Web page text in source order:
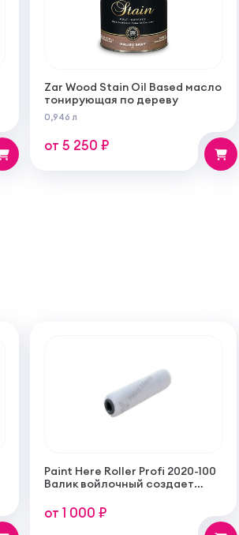
Zar Wood Stain Oil Based масло
тонирующая по дереву
0,946 л
от 5 250 ₽
Paint Here Roller Profi 2020-100
Валик войлочный создает
покрытия 100мм
от 1 000 ₽